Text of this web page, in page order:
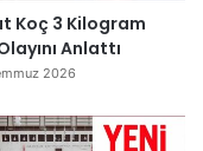
Koç 3 Kilogram
Anlattı
2026